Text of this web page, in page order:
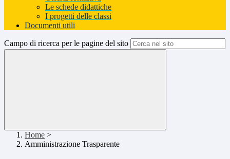
Le schede didattiche
I progetti delle classi
Documenti utili
Campo di ricerca per le pagine del sito
Home >
Amministrazione Trasparente